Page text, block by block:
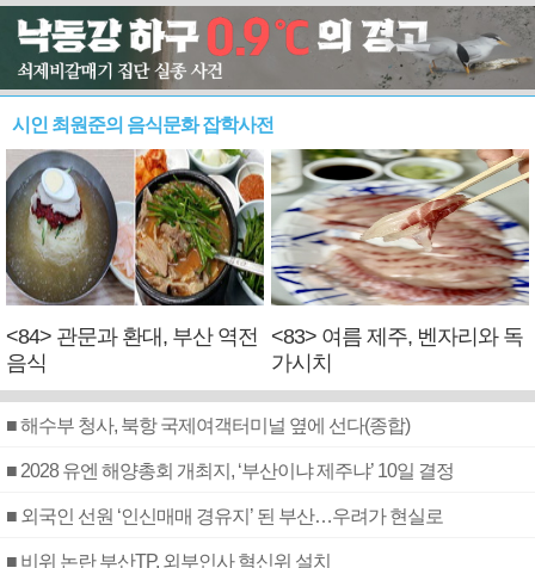
시인 최원준의 음식문화 잡학사전
<84> 관문과 환대, 부산 역전
음식
<83> 여름 제주, 벤자리와 독
가시치
■ 해수부 청사, 북항 국제여객터미널 옆에 선다(종합)
■ 2028 유엔 해양총회 개최지, ‘부산이냐 제주냐’ 10일 결정
■ 외국인 선원 ‘인신매매 경유지’ 된 부산…우려가 현실로
■ 비위 논란 부산TP, 외부인사 혁신위 설치